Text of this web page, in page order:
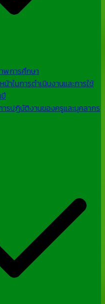
การศึกษา
าในการดําเนินงานและการใช้
รปฏิบัติงานของครูและบุคลากร